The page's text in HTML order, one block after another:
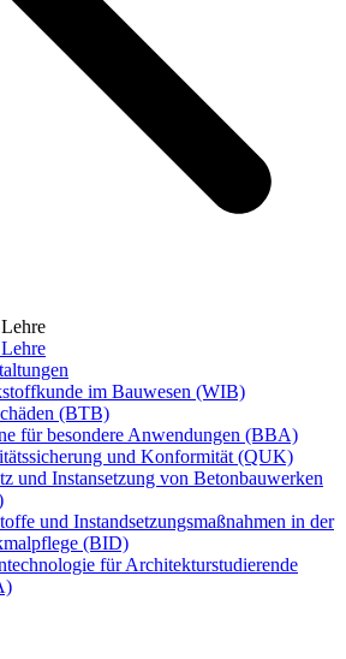
im Bauwesen (WIB)
(BTB)
für besondere Anwendungen (BBA)
und Konformität (QUK)
und Instansetzung von Betonbauwerken
und Instandsetzungsmaßnahmen in der
(BID)
für Architekturstudierende